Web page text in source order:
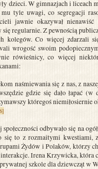
dzieci. W gimnazjach i liceach
tyle uwagi, co segregacji
jawnie okazywał
regularnie. Z pewnością
kolegów. Co więcej zdarzali
wrogość swoim
rówieśnicy, co więcej
naśmiewania się z nas, z
gdzie się dało łapać (w
któregoś niemiłosiernie
odbywało się na
się to z rozmaitymi
Żydów i Polaków, którzy
Irena Krzywicka,
szkole dla dziewcząt w